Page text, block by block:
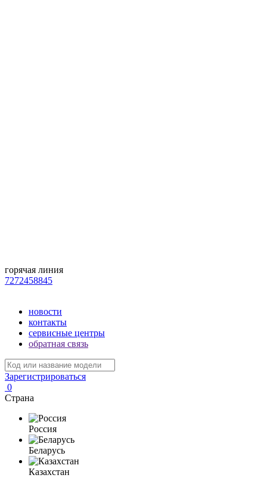
горячая линия
7272458845
новости
контакты
сервисные центры
обратная связь
Зарегистрироваться
0
Страна
Россия
Беларусь
Казахстан